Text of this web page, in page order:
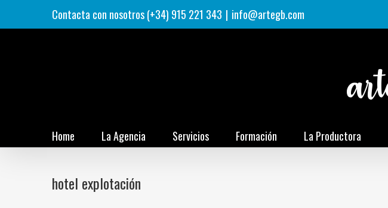
al
Contacta con nosotros (+34) 915 221 343 | info@artegb.com
Home La Agencia Servicios Formación La Productora
hotel explotación